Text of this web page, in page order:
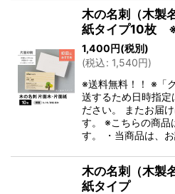
木の名刺（木製
紙タイプ10枚
1,400円(税別)
(税込: 1,540円)
※送料無料！！ ※「
送するため日時指定
ださい。 またお届
す。 ※こちらの商品
す。 ・当商品は、
木の名刺（木製
紙タイプ